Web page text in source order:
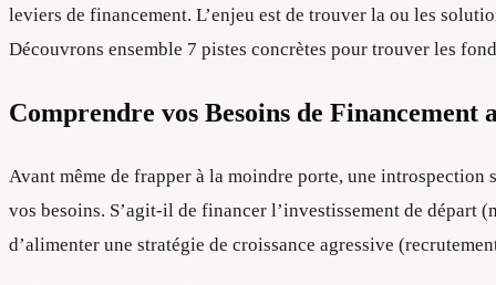
leviers de financement. L’enjeu est de trouver la ou les
Découvrons ensemble 7 pistes concrètes pour trouver les
Comprendre vos Besoins de Financement
Avant même de frapper à la moindre porte, une
vos besoins. S’agit-il de financer l’investissement de
d’alimenter une stratégie de croissance agressive